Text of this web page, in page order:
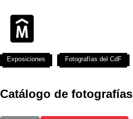
Catálogo de fotografías
Exposiciones Fotografías del CdF